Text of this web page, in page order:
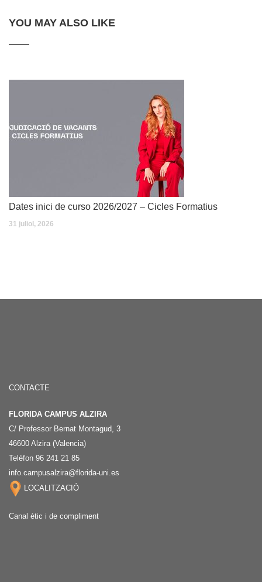
YOU MAY ALSO LIKE
Dates inici de curso 2026/2027 – Cicles Formatius
31 juliol, 2026
CONTACTE
FLORIDA CAMPUS ALZIRA
C/ Professor Bernat Montagud, 3
46600 Alzira (Valencia)
Telèfon 96 241 21 85
info.campusalzira@florida-uni.es
LOCALITZACIÓ
Canal ètic i de compliment